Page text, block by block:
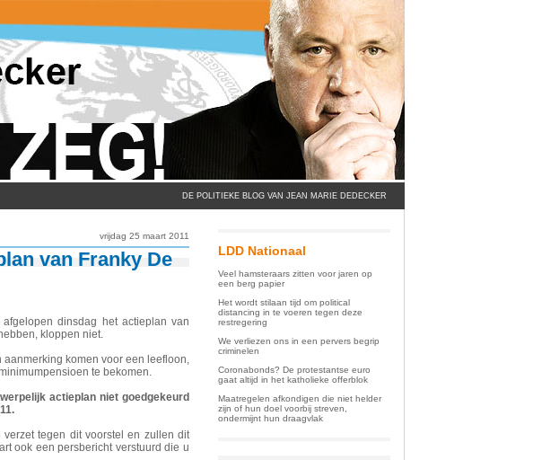
DE POLITIEKE BLOG VAN JEAN MARIE DEDECKER
vrijdag 25 maart 2011
van Franky De
dinsdag het actieplan van
kloppen niet.
komen voor een leefloon,
te bekomen.
actieplan niet goedgekeurd
tegen dit voorstel en zullen dit
ook een persbericht verstuurd die u
LDD Nationaal
Veel hamsteraars zitten voor jaren op
een berg papier
Het wordt stilaan tijd om political
distancing in te voeren tegen deze
restregering
We verliezen ons in een pervers begrip
criminelen
Coronabonds? De protestantse euro
gaat altijd in het katholieke offerblok
Maatregelen afkondigen die niet helder
zijn of hun doel voorbij streven,
ondermijnt hun draagvlak